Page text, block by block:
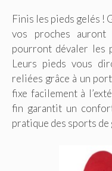
Finis les pieds gelés !
vos proches auront
pourront dévaler les
Leurs pieds vous
reliées grâce à un
fixe facilement à
fin garantit un
pratique des sports de